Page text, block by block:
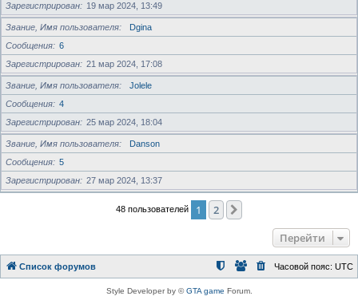
Зарегистрирован
19 мар 2024, 13:49
Звание, Имя пользователя
Dgina
Сообщения
6
Зарегистрирован
21 мар 2024, 17:08
Звание, Имя пользователя
Jolele
Сообщения
4
Зарегистрирован
25 мар 2024, 18:04
Звание, Имя пользователя
Danson
Сообщения
5
Зарегистрирован
27 мар 2024, 13:37
48 пользователей 1 2
Перейти
Список форумов Часовой пояс: UTC
Style Developer by ©GTA game Forum.